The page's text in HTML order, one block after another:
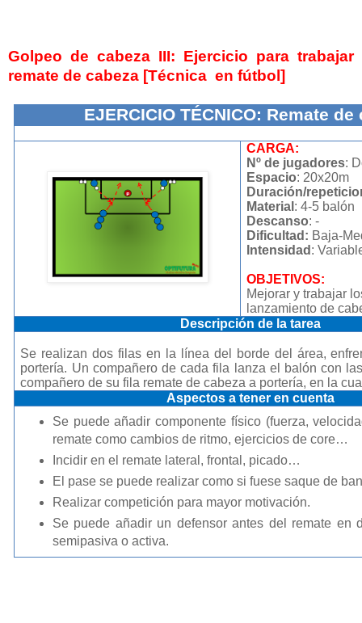
Golpeo de cabeza III: Ejercicio para trabajar
remate de cabeza [Técnica en fútbol]
EJERCICIO TÉCNICO: Remate de
CARGA:
Nº de jugadores:
Espacio: 20x20m
Duración/
Material : 4-5 balón
Descanso: -
Dificultad: Baja-
Intensidad :
OBJETIVOS:
Mejorar y trabajar
lanzamiento de
Descripción de la tarea
Se realizan dos filas en la línea del borde del área,
portería. Un compañero de cada fila lanza el balón con
compañero de su fila remate de cabeza a portería, en la
Aspectos a tener en cuenta
Se puede añadir componente físico (fuerza,
remate como cambios de ritmo, ejercicios de core…
Incidir en el remate lateral, frontal, picado…
El pase se puede realizar como si fuese saque de
Realizar competición para mayor motivación.
Se puede añadir un defensor antes del remate en
semipasiva o activa.